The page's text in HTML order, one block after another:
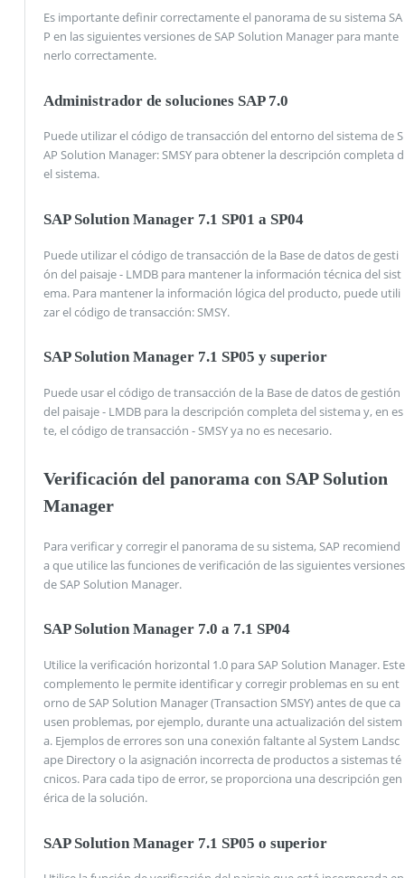
Es importante definir correctamente el panorama de su sistema SA
P en las siguientes versiones de SAP Solution Manager para mante
nerlo correctamente.
Administrador de soluciones SAP 7.0
Puede utilizar el código de transacción del entorno del sistema de S
AP Solution Manager: SMSY para obtener la descripción completa d
el sistema.
SAP Solution Manager 7.1 SP01 a SP04
Puede utilizar el código de transacción de la Base de datos de gesti
ón del paisaje - LMDB para mantener la información técnica del sist
ema. Para mantener la información lógica del producto, puede utili
zar el código de transacción: SMSY.
SAP Solution Manager 7.1 SP05 y superior
Puede usar el código de transacción de la Base de datos de gestión
del paisaje - LMDB para la descripción completa del sistema y, en es
te, el código de transacción - SMSY ya no es necesario.
Verificación del panorama con SAP Solution
Manager
Para verificar y corregir el panorama de su sistema, SAP recomiend
a que utilice las funciones de verificación de las siguientes versiones
de SAP Solution Manager.
SAP Solution Manager 7.0 a 7.1 SP04
Utilice la verificación horizontal 1.0 para SAP Solution Manager. Este
complemento le permite identificar y corregir problemas en su ent
orno de SAP Solution Manager (Transaction SMSY) antes de que ca
usen problemas, por ejemplo, durante una actualización del sistem
a. Ejemplos de errores son una conexión faltante al System Landsc
ape Directory o la asignación incorrecta de productos a sistemas té
cnicos. Para cada tipo de error, se proporciona una descripción gen
érica de la solución.
SAP Solution Manager 7.1 SP05 o superior